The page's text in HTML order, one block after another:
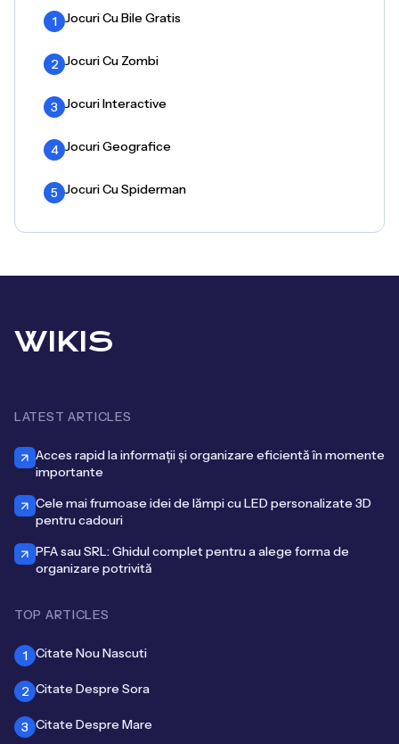
1 Jocuri Cu Bile Gratis
2 Jocuri Cu Zombi
3 Jocuri Interactive
4 Jocuri Geografice
5 Jocuri Cu Spiderman
WIKIS
LATEST ARTICLES
Acces rapid la informații și organizare eficientă în momente
importante
Cele mai frumoase idei de lămpi cu LED personalizate 3D
pentru cadouri
PFA sau SRL: Ghidul complet pentru a alege forma de
organizare potrivită
TOP ARTICLES
1 Citate Nou Nascuti
2 Citate Despre Sora
3 Citate Despre Mare